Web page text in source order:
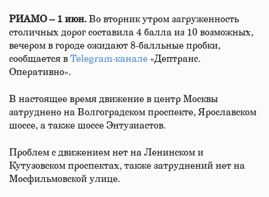
РИАМО – 1 июн. Во вторник утром загруженность
столичных дорог составила 4 балла из 10 возможных,
вечером в городе ожидают 8-балльные пробки,
сообщается в Telegram-канале «Дептранс.
Оперативно».
В настоящее время движение в центр Москвы
затруднено на Волгоградском проспекте, Ярославском
шоссе, а также шоссе Энтузиастов.
Проблем с движением нет на Ленинском и
Кутузовском проспектах, также затруднений нет на
Мосфильмовской улице.